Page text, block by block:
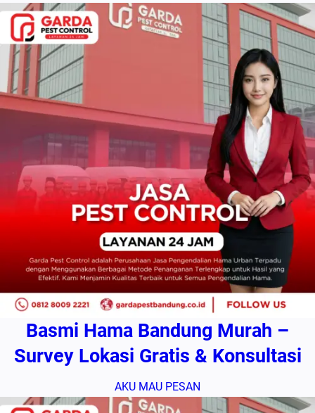
Basmi Hama Bandung Murah –
Survey Lokasi Gratis & Konsultasi
AKU MAU PESAN